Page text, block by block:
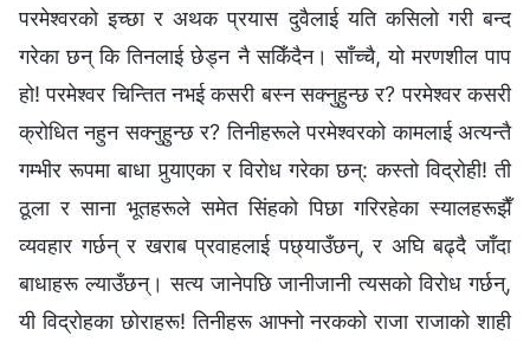
परमेश्‍वरको इच्छा र अथक प्रयास दुवैलाई यति कसिलो गरी बन्द
गरेका छन् कि तिनलाई छेड्न नै सकिँदैन। साँच्‍चै, यो मरणशील पाप
हो! परमेश्‍वर चिन्तित नभई कसरी बस्‍न सक्‍नुहुन्छ र? परमेश्‍वर कसरी
क्रोधित नहुन सक्‍नुहुन्‍छ र? तिनीहरूले परमेश्‍वरको कामलाई अत्यन्तै
गम्भीर रूपमा बाधा पुर्‍याएका र विरोध गरेका छन्: कस्तो विद्रोही! ती
ठूला र साना भूतहरूले समेत सिंहको पिछा गरिरहेका स्यालहरूझैँ
व्यवहार गर्छन् र खराब प्रवाहलाई पछ्याउँछन्, र अघि बढ्दै जाँदा
बाधाहरू ल्याउँछन्। सत्य जानेपछि जानीजानी त्यसको विरोध गर्छन्,
यी विद्रोहका छोराहरू! तिनीहरू आफ्नो नरकको राजा राजाको शाही